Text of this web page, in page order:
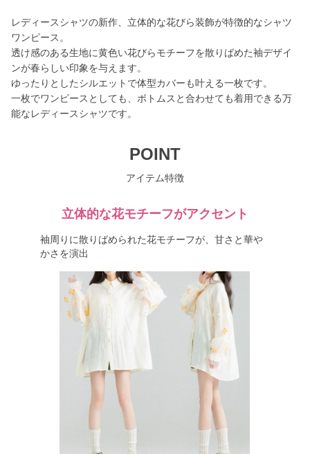
レディースシャツの新作、立体的な花びら装飾が特徴的なシャツ
ワンピース。
透け感のある生地に黄色い花びらモチーフを散りばめた袖デザイ
ンが春らしい印象を与えます。
ゆったりとしたシルエットで体型カバーも叶える一枚です。
一枚でワンピースとしても、ボトムスと合わせても着用できる万
能なレディースシャツです。
POINT
アイテム特徴
立体的な花モチーフがアクセント
袖周りに散りばめられた花モチーフが、甘さと華や
かさを演出